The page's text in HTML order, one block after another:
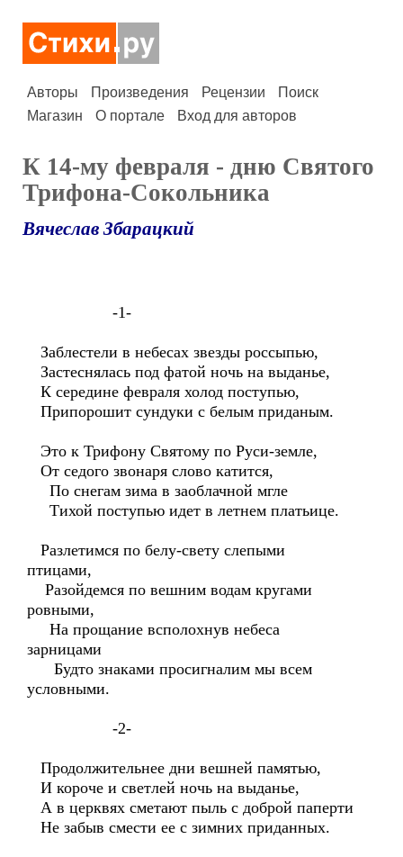
Авторы Произведения Рецензии
Поиск
Магазин
О портале Вход для авторов
К 14-му февраля - дню Святого
Трифона-Сокольника
Вячеслав Збарацкий
-1-
Заблестели в небесах звезды россыпью,
Застеснялась под фатой ночь на выданье,
К середине февраля холод поступью,
Припорошит сундуки с белым приданым.
Это к Трифону Святому по Руси-земле,
От седого звонаря слово катится,
По снегам зима в заоблачной мгле
Тихой поступью идет в летнем платьице.
Разлетимся по белу-свету слепыми
птицами,
Разойдемся по вешним водам кругами
ровными,
На прощание всполохнув небеса
зарницами
Будто знаками просигналим мы всем
условными.
-2-
Продолжительнее дни вешней памятью,
И короче и светлей ночь на выданье,
А в церквях сметают пыль с доброй паперти
Не забыв смести ее с зимних приданных.